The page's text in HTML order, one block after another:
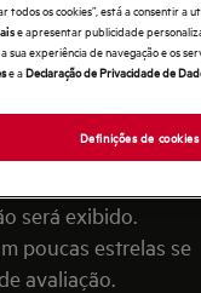
para validar e
conteúdo
asdiretrizes de
parte do conteúdo
baixas de estrelas)
será exibido.
poucas estrelas se
avaliação.
todos os cookies”, está a consentir a
e apresentar publicidade
sua experiência de navegação e os
e aDeclaração de Privacidade de
Definições de cookies